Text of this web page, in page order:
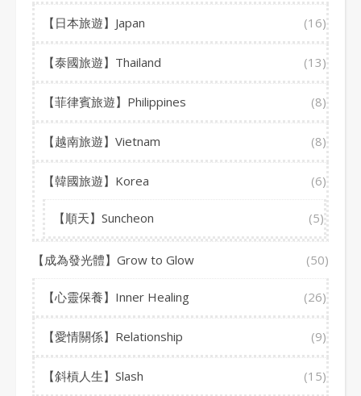
【日本旅遊】Japan (16)
【泰國旅遊】Thailand (13)
【菲律賓旅遊】Philippines (8)
【越南旅遊】Vietnam (8)
【韓國旅遊】Korea (6)
【順天】Suncheon (5)
【成為發光體】Grow to Glow (50)
【心靈保養】Inner Healing (26)
【愛情關係】Relationship (9)
【斜槓人生】Slash (15)